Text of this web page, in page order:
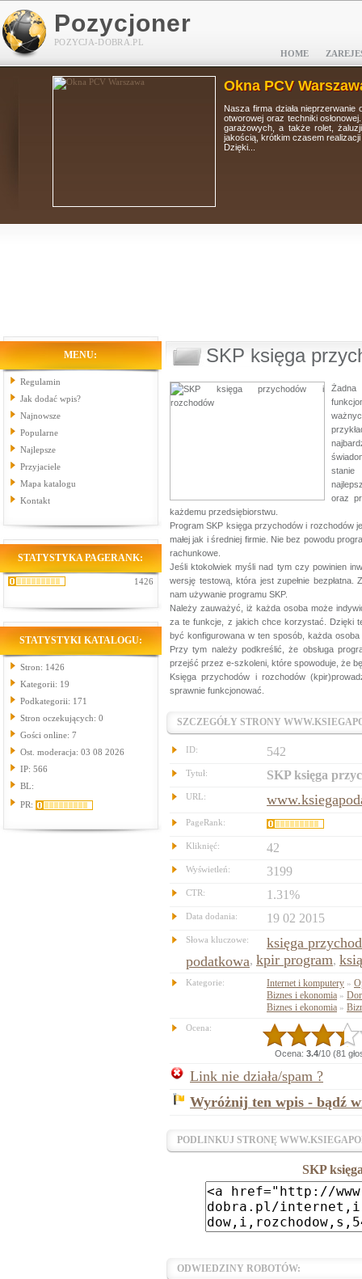
Pozycjoner
POZYCJA-DOBRA.PL
HOME
Okna PCV
Nasza firma działa
otworowej oraz techniki
garażowych, a także rolet,
jakością, krótkim czasem
Dzięki...
MENU:
Regulamin
Jak dodać wpis?
Najnowsze
Popularne
Najlepsze
Przyjaciele
Mapa katalogu
Kontakt
STATYSTYKA PAGERANK:
1426
STATYSTYKI KATALOGU:
Stron: 1426
Kategorii: 19
Podkategorii: 171
Stron oczekujących: 0
Gości online: 7
Ost. moderacja: 03 08 2026
IP: 566
BL:
PR:
SKP księga
Żadna
stanie
oraz
każdemu przedsiębiorstwu.
Program SKP księga przychodów i rozchodów
małej jak i średniej firmie. Nie bez powodu
rachunkowe.
Jeśli ktokolwiek myśli nad tym czy powinien
wersję testową, która jest zupełnie
nam używanie programu SKP.
Należy zauważyć, iż każda osoba może
za te funkcje, z jakich chce korzystać. Dzięki
być konfigurowana w ten sposób, każda
Przy tym należy podkreślić, że obsługa
przejść przez e-szkoleni, które spowoduje, że
Księga przychodów i rozchodów
sprawnie funkcjonować.
SZCZEGÓŁY STRONY
ID: 542
Tytuł: SKP księga
URL:
PageRank:
Kliknięć: 42
Wyświetleń: 3199
CTR: 1.31%
Data dodania: 19 02 2015
Słowa kluczowe: księga
podatkowa, kpir program,
Kategorie: Internet i komputery »
Biznes i ekonomia »
Biznes i ekonomia »
Ocena:
Ocena: 3.4/10 (81
Link nie działa/spam ?
Wyróżnij ten wpis - bądź
PODLINKUJ STRONĘ
SKP
ODWIEDZINY ROBOTÓW: